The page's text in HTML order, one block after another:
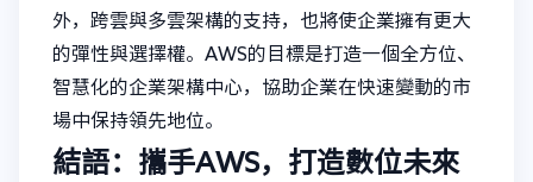
外，跨雲與多雲架構的支持，也將使企業擁有更大
的彈性與選擇權。AWS的目標是打造一個全方位、
智慧化的企業架構中心，協助企業在快速變動的市
場中保持領先地位。
結語：攜手AWS，打造數位未來